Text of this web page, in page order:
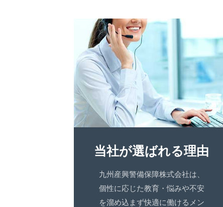
当社が選ばれる理由
九州産興警備保障株式会社は、
個性に応じた教育・悩みや不安
を溜め込まず快適に働けるメン